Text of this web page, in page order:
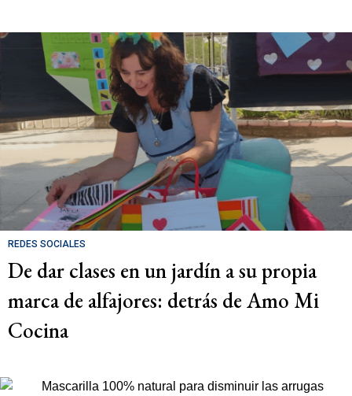
REDES SOCIALES
De dar clases en un jardín a su propia
marca de alfajores: detrás de Amo Mi
Cocina